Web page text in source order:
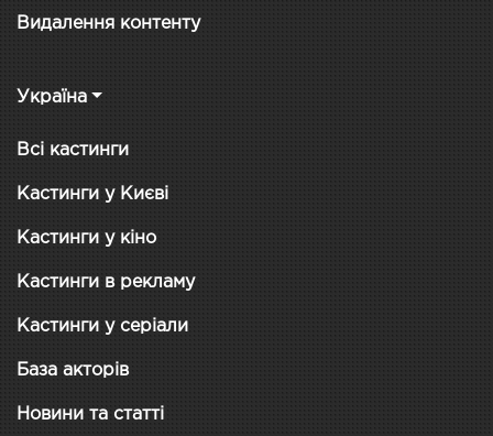
Видалення контенту
Україна
Всі кастинги
Кастинги у Києві
Кастинги у кіно
Кастинги в рекламу
Кастинги у серіали
База акторів
Новини та статті